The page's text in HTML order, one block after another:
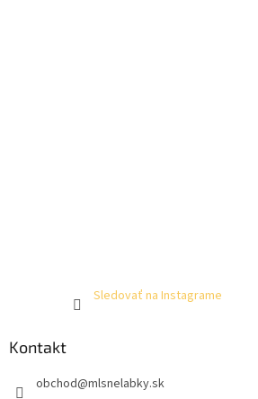
Sledovať na Instagrame
Kontakt
obchod@mlsnelabky.sk